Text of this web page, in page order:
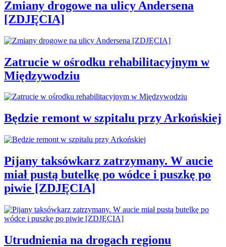
Zmiany drogowe na ulicy Andersena
[ZDJĘCIA]
Zatrucie w ośrodku rehabilitacyjnym w
Międzywodziu
Będzie remont w szpitalu przy Arkońskiej
Pijany taksówkarz zatrzymany. W aucie
miał pustą butelkę po wódce i puszkę po
piwie [ZDJĘCIA]
Utrudnienia na drogach regionu